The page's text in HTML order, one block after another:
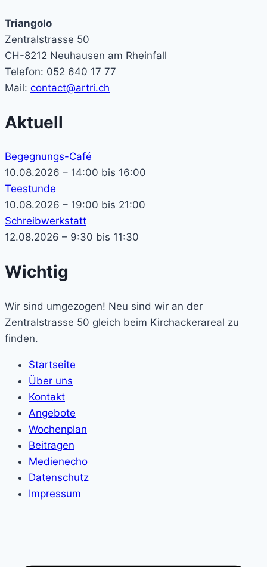
Triangolo
Zentralstrasse 50
CH-8212 Neuhausen am Rheinfall
Telefon: 052 640 17 77
Mail: contact@artri.ch
Aktuell
Begegnungs-Café
10.08.2026 – 14:00 bis 16:00
Teestunde
10.08.2026 – 19:00 bis 21:00
Schreibwerkstatt
12.08.2026 – 9:30 bis 11:30
Wichtig
Wir sind umgezogen! Neu sind wir an der
Zentralstrasse 50 gleich beim Kirchackerareal zu
finden.
Startseite
Über uns
Kontakt
Angebote
Wochenplan
Beitragen
Medienecho
Datenschutz
Impressum